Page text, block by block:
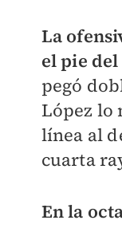
La
el pie
pegó
López lo
línea al
cuarta
En la